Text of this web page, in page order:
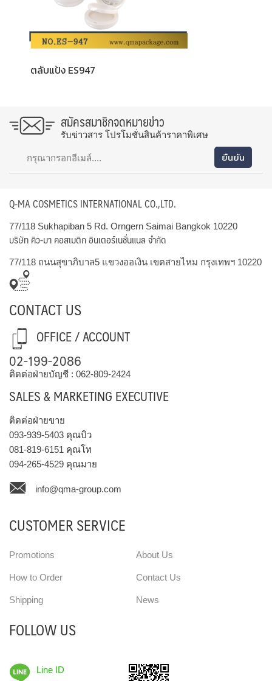
ตลับแป้ง ES947
สมัครสมาชิกจดหมายข่าว
รับข่าวสาร โปรโมชั่นสินค้าราคาพิเศษ
Q-MA COSMETICS INTERNATIONAL CO.,LTD.
77/118 Sukhapiban 5 Rd. Orngern Saimai Bangkok 10220
บริษัท คิว-มา คอสเมติก อินเตอร์เนชั่นแนล จำกัด
77/118 ถนนสุขาภิบาล5 แขวงออเงิน เขตสายไหม กรุงเทพฯ 10220
CONTACT US
OFFICE / ACCOUNT
02-199-2086
ติดต่อฝ่ายบัญชี : 062-809-2424
SALES & MARKETING EXECUTIVE
ติดต่อฝ่ายขาย
093-939-5403 คุณบิว
081-819-6151 คุณโท
094-265-4529 คุณมาย
info@qma-group.com
CUSTOMER SERVICE
Promotions
How to Order
Shipping
About Us
Contact Us
News
FOLLOW US
Line ID